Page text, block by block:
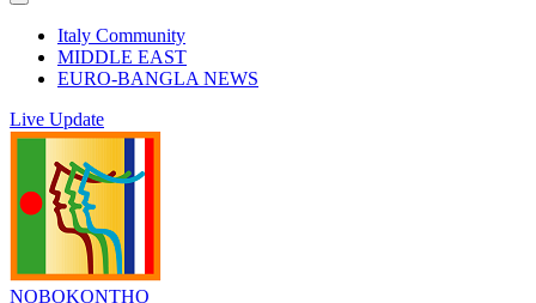
Italy Community
MIDDLE EAST
EURO-BANGLA NEWS
Live Update
NOBOKONTHO